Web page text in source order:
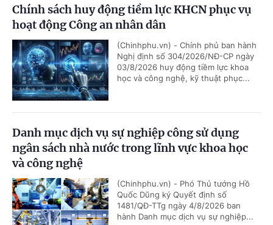
Chính sách huy động tiềm lực KHCN phục vụ
hoạt động Công an nhân dân
(Chinhphu.vn) - Chính phủ ban hành
Nghị định số 304/2026/NĐ-CP ngày
03/8/2026 huy động tiềm lực khoa
học và công nghệ, kỹ thuật phục...
Danh mục dịch vụ sự nghiệp công sử dụng
ngân sách nhà nước trong lĩnh vực khoa học
và công nghệ
(Chinhphu.vn) - Phó Thủ tướng Hồ
Quốc Dũng ký Quyết định số
1481/QĐ-TTg ngày 4/8/2026 ban
hành Danh mục dịch vụ sự nghiệp...